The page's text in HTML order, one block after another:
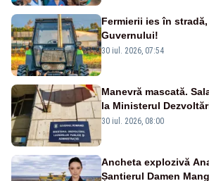
Fermierii ies în
Guvernului!
30 iul. 2026, 07:54
Manevră mascată.
la Ministerul
ies în stradă
30 iul. 2026, 08:00
Ancheta explozivă
Șantierul Damen